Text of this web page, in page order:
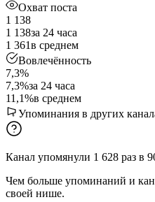
Охват поста
1 138
1 138за 24 часа
1 361в среднем
Вовлечённость
7,3%
7,3%за 24 часа
11,1%в среднем
Упоминания в других
Канал упомянули 1 628 раз в
Чем больше упоминаний и
своей нише.